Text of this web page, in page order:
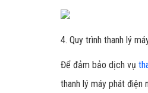
4. Quy trình thanh lý
Để đảm bảo dịch vụ
thanh lý máy phát điện